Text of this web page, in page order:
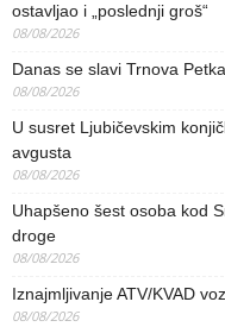
ostavljao i „poslednji groš“
08/08/2026
Danas se slavi Trnova
08/08/2026
U susret Ljubičevskim
avgusta
08/08/2026
Uhapšeno šest osoba kod
droge
08/08/2026
Iznajmljivanje ATV/KVAD
08/08/2026